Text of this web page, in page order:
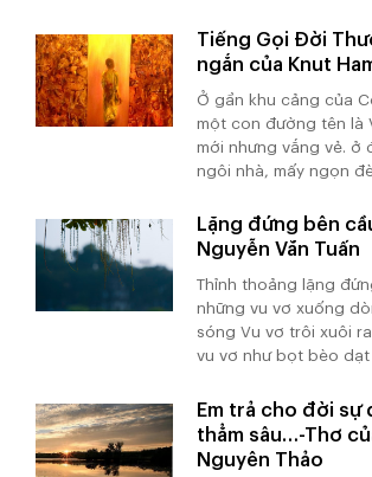
Tiếng Gọi Đời
ngắn của Knut
Ở gần khu cảng của
một con đường tên là
mới nhưng vắng vẻ. ở
ngôi nhà, mấy ngọn
Lặng đứng bên
Nguyễn Văn Tuấn
Thỉnh thoảng lặng
những vu vơ xuống
sóng Vu vơ trôi xuôi
vu vơ như bọt bèo dạt
Em trả cho đời sự
thẳm sâu…-Thơ
Nguyên Thảo